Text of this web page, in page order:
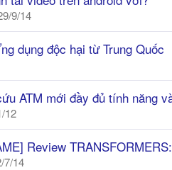
9/14
dụng độc hại từ Trung Quốc
ATM mới đầy đủ tính năng
12
Review
7/14